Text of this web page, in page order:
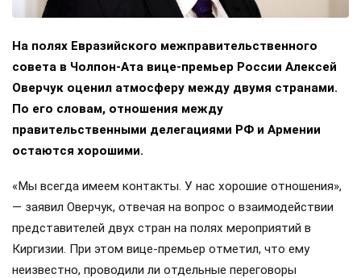
На полях Евразийского межправительственного
совета в Чолпон-Ата вице-премьер России Алексей
Оверчук оценил атмосферу между двумя странами.
По его словам, отношения между
правительственными делегациями РФ и Армении
остаются хорошими.
«Мы всегда имеем контакты. У нас хорошие отношения»,
— заявил Оверчук, отвечая на вопрос о взаимодействии
представителей двух стран на полях мероприятий в
Киргизии. При этом вице-премьер отметил, что ему
неизвестно, проводили ли отдельные переговоры